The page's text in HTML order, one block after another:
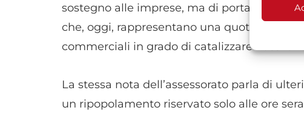
sostegno alle imprese, ma di portata
che, oggi, rappresentano una quota esigua,
commerciali in grado di catalizzare flussi di
La stessa nota dell’assessorato parla di
un ripopolamento riservato solo alle ore